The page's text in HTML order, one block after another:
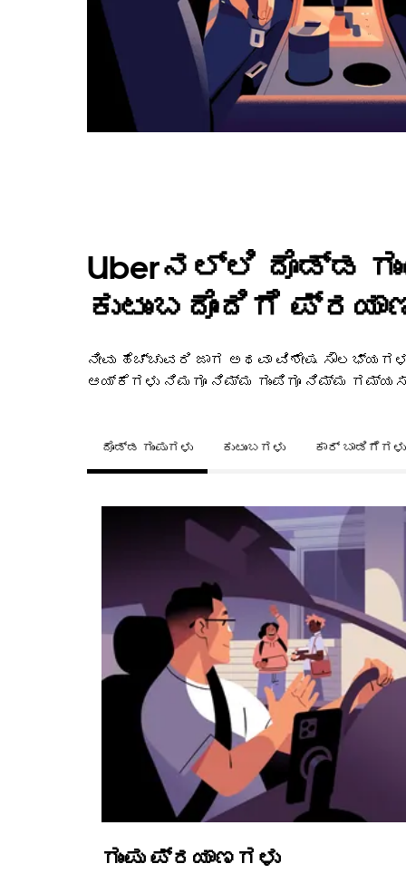
Uberನಲ್ಲಿ ದೊಡ್ಡ
ಕುಟುಂಬದೊಂದಿಗೆ
ನೀವು ಹೆಚ್ಚುವರಿ ಜಾಗ ಅಥವಾ ವಿಶೇಷ
ಆಯ್ಕೆಗಳು ನಿಮಗೂ ನಿಮ್ಮ ಗುಂಪಿಗೂ ನಿಮ್ಮ
ದೊಡ್ಡ ಗುಂಪುಗಳು ಕುಟುಂಬಗಳು ಕಾರ್ ಬಾಡಿಗೆಗಳು
ಗುಂಪು ಪ್ರಯಾಣಗಳು